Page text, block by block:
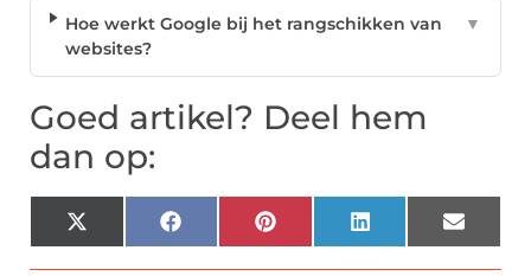
Hoe werkt Google bij het rangschikken van
websites?
▼
Goed artikel? Deel hem
dan op:
X
(Twitter)
Facebook Pinterest LinkedIn Email